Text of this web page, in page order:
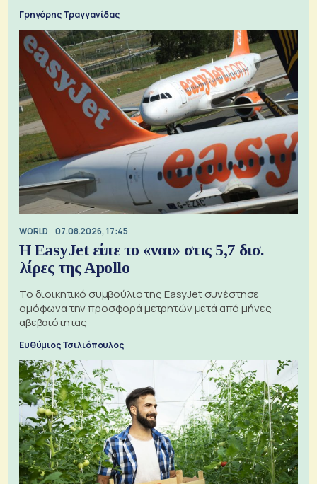
Γρηγόρης Τραγγανίδας
WORLD 07.08.2026, 17:45
Η EasyJet είπε το «ναι» στις 5,7 δισ.
λίρες της Apollo
Το διοικητικό συμβούλιο της EasyJet συνέστησε
ομόφωνα την προσφορά μετρητών μετά από μήνες
αβεβαιότητας
Ευθύμιος Τσιλιόπουλος